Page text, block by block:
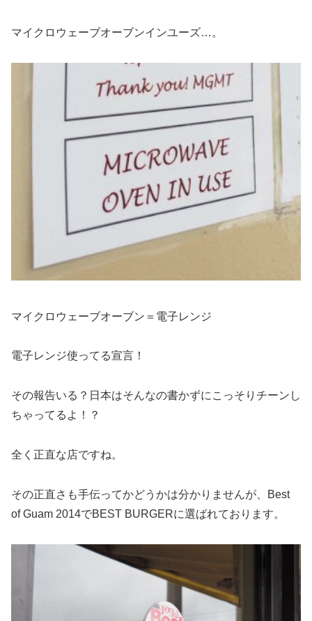
マイクロウェーブオーブンインユーズ…。
マイクロウェーブオーブン＝電子レンジ
電子レンジ使ってる宣言！
その報告いる？日本はそんなの書かずにこっそりチーンし
ちゃってるよ！？
全く正直な店ですね。
その正直さも手伝ってかどうかは分かりませんが、Best
of Guam 2014でBEST BURGERに選ばれております。